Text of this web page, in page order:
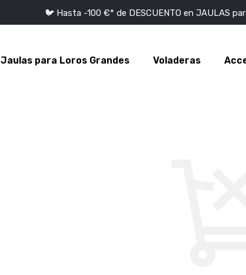
🐦 Hasta -100 €* de DESCUENTO en JAULAS
Jaulas para Loros Grandes Voladeras